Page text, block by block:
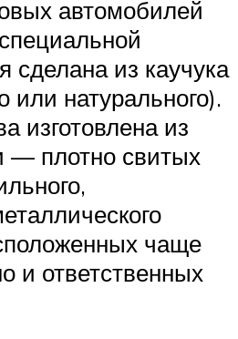
автомобилей
сделана из каучука
или натурального).
изготовлена из
— плотно свитых
чаще
и ответственных